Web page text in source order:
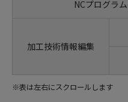
NCプログラ
加工技術情報編集
※表は左右にスクロールします